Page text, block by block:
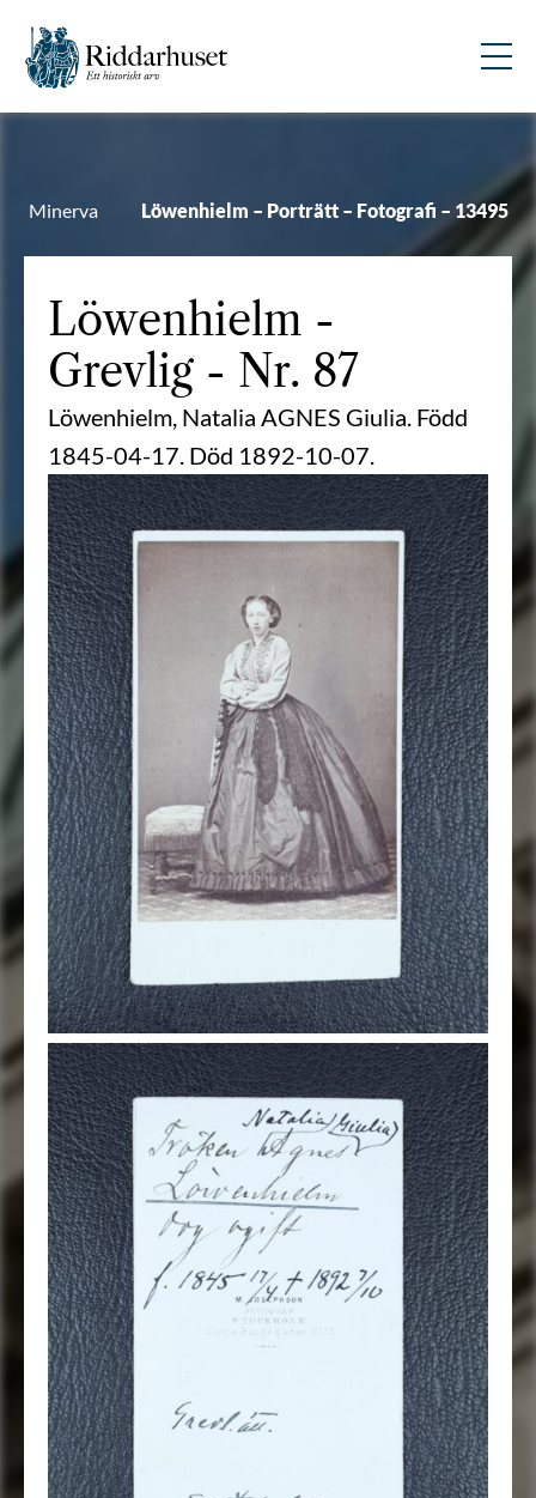
Minerva Löwenhielm – Porträtt – Fotografi – 13495
Löwenhielm -
Grevlig - Nr. 87
Löwenhielm, Natalia AGNES Giulia. Född
1845-04-17. Död 1892-10-07.